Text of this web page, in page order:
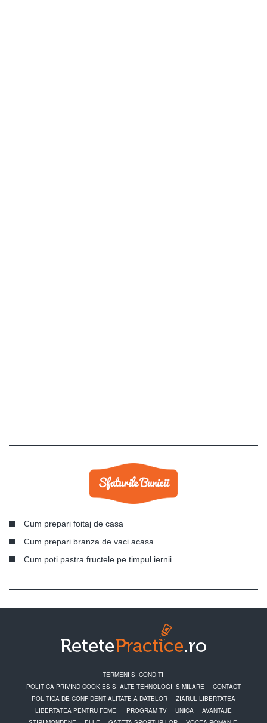
Cum prepari foitaj de casa
Cum prepari branza de vaci acasa
Cum poti pastra fructele pe timpul iernii
TERMENI SI CONDITII
POLITICA PRIVIND COOKIES SI ALTE TEHNOLOGII SIMILARE
CONTACT
POLITICA DE CONFIDENTIALITATE A DATELOR
ZIARUL LIBERTATEA
LIBERTATEA PENTRU FEMEI
PROGRAM TV UNICA
AVANTAJE